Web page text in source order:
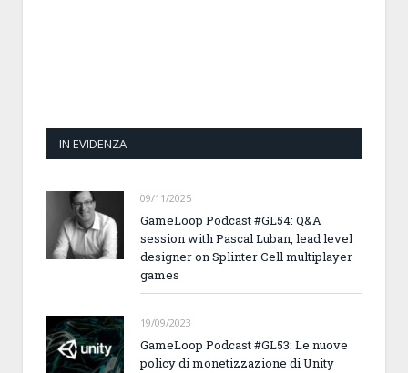
IN EVIDENZA
09/11/2025
GameLoop Podcast #GL54: Q&A
session with Pascal Luban, lead level
designer on Splinter Cell multiplayer
games
19/09/2023
GameLoop Podcast #GL53: Le nuove
policy di monetizzazione di Unity